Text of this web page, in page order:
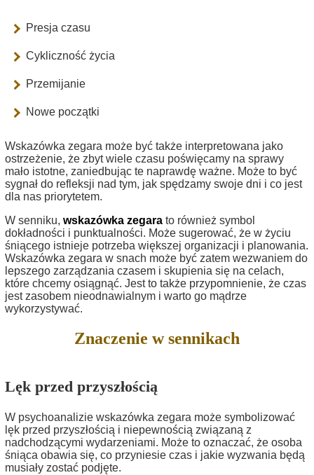
Presja czasu
Cykliczność życia
Przemijanie
Nowe początki
Wskazówka zegara może być także interpretowana jako
ostrzeżenie, że zbyt wiele czasu poświęcamy na sprawy
mało istotne, zaniedbując te naprawdę ważne. Może to być
sygnał do refleksji nad tym, jak spędzamy swoje dni i co jest
dla nas priorytetem.
W senniku, wskazówka zegara to również symbol
dokładności i punktualności. Może sugerować, że w życiu
śniącego istnieje potrzeba większej organizacji i planowania.
Wskazówka zegara w snach może być zatem wezwaniem do
lepszego zarządzania czasem i skupienia się na celach,
które chcemy osiągnąć. Jest to także przypomnienie, że czas
jest zasobem nieodnawialnym i warto go mądrze
wykorzystywać.
Znaczenie w sennikach
Lęk przed przyszłością
W psychoanalizie wskazówka zegara może symbolizować
lęk przed przyszłością i niepewnością związaną z
nadchodzącymi wydarzeniami. Może to oznaczać, że osoba
śniąca obawia się, co przyniesie czas i jakie wyzwania będą
musiały zostać podjęte.